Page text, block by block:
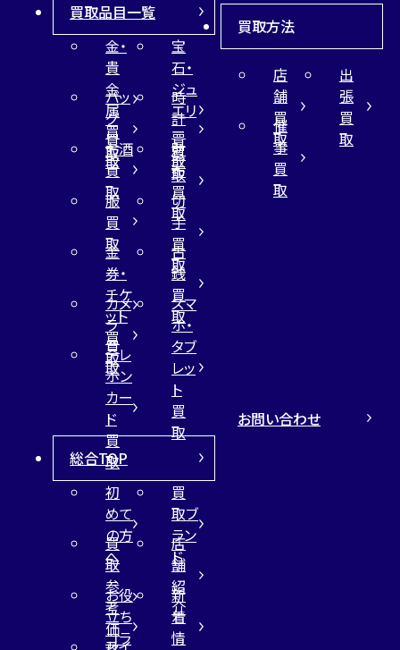
買取品目一覧
金・
貴
金
属
買
取
宝
石・
ジュ
エリ
ー
買
取
バッ
グ
買
取
時
計
買
取
お酒
買
取
財
布
買
取
服
買
取
切
手
買
取
金
券・
チケ
ット
買
取
古
銭
買
取
カメ
ラ
買
取
スマ
ホ・
タブ
レッ
ト
買
取
テレ
ホン
カー
ド
買
取
買取方法
店
舗
買
取
出
張
買
取
催
事
買
取
総合TOP
初
めて
の方
へ
買
取ブ
ラン
ド
買
取
参
考
価
店
舗
紹
介
お役
立ち
コラ
新
着
情
お問い合わせ